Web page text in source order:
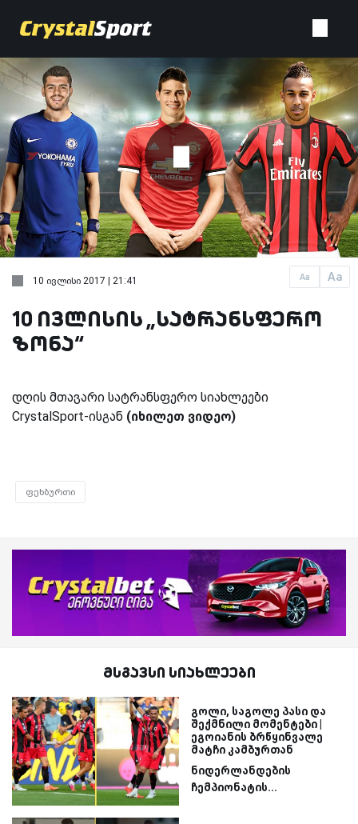
Aa Aa
10 ივლისი 2017 | 21:41
10 ივლისის „სატრანსფერო
ზონა“
დღის მთავარი სატრანსფერო სიახლეები
CrystalSport-ისგან (იხილეთ ვიდეო)
ფეხბურთი
მსგავსი სიახლეები
გოლი, საგოლე პასი და
შექმნილი მომენტები |
ეგოიანის ბრწყინვალე
მატჩი კამბურთან
ნიდერლანდების
ჩემპიონატის...